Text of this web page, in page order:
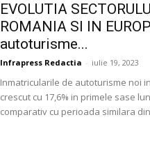
EVOLUTIA
ROMANIA SI IN
autoturisme...
Infrapress Redactia - iulie 19, 2023
Inmatricularile de autoturisme noi
crescut cu 17,6% in primele sase
comparativ cu perioada similara